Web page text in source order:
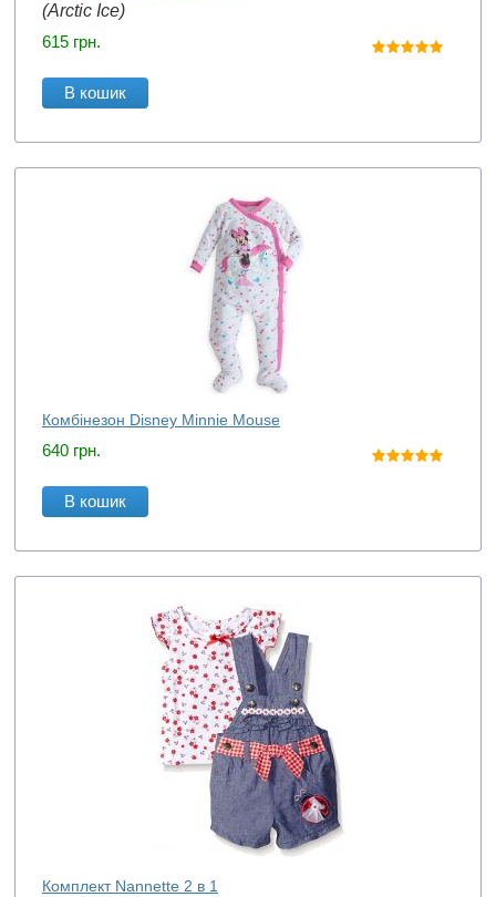
(Arctic Ice)
615 грн.
В кошик
Комбінезон Disney Minnie Mouse
640 грн.
В кошик
Комплект Nannette 2 в 1